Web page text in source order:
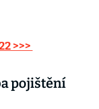
>>>
pojištění